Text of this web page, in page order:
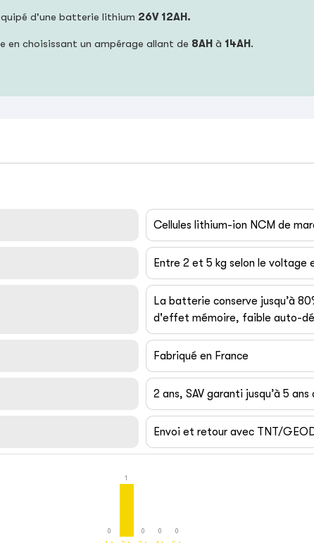
d'une batterie lithium 26V 12AH.
en choisissant un ampérage allant de 8AH à 14AH.
Cellules lithium-ion NCM de
Entre 2 et 5 kg selon le voltage
La batterie conserve jusqu’à
d'effet mémoire, faible auto-
Fabriqué en France
2 ans, SAV garanti jusqu’à 5
Envoi et retour avec TNT/
0
1
0 0 0